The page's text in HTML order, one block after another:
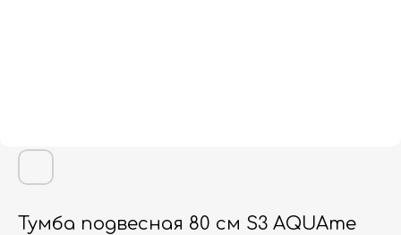
Тумба подвесная 80 см S3 AQUAme